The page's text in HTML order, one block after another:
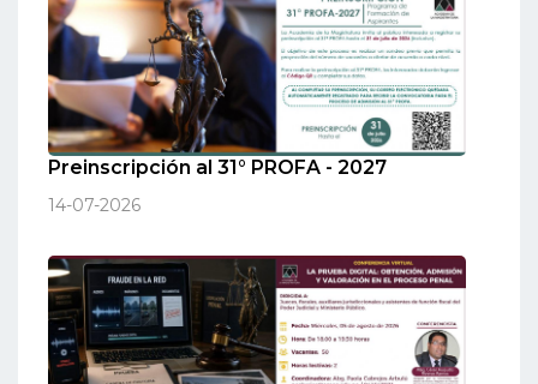
Preinscripción al 31° PROFA - 2027
14-07-2026